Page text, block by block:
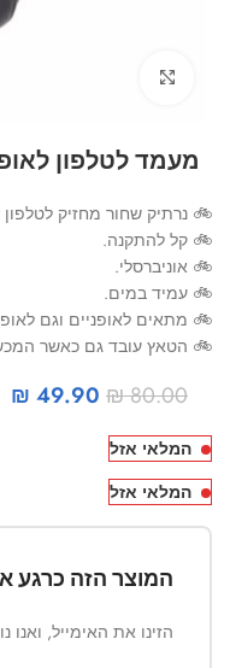
מעמד לטלפון
🚲 נרתיק שחור מחזיק לטלפון
🚲 קל להתקנה.
🚲 אוניברסלי.
🚲 עמיד במים.
🚲 מתאים לאופניים וגם
🚲 הטאץ עובד גם כאשר
₪80.00
₪ 49.90
המלאי אזל
המלאי אזל
המוצר הזה כרגע
הזינו את האימייל, ואנו